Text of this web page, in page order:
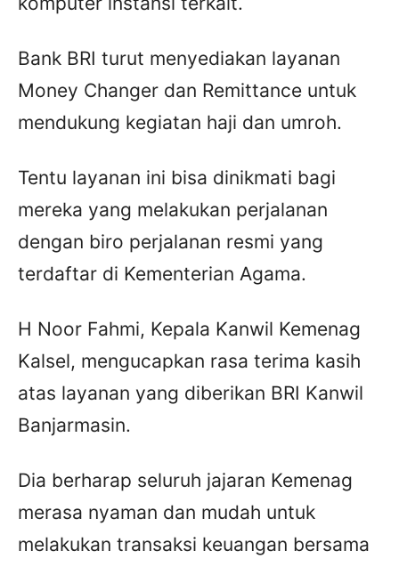
Bank BRI turut menyediakan layanan
Money Changer dan Remittance untuk
mendukung kegiatan haji dan umroh.
Tentu layanan ini bisa dinikmati bagi
mereka yang melakukan perjalanan
dengan biro perjalanan resmi yang
terdaftar di Kementerian Agama.
H Noor Fahmi, Kepala Kanwil Kemenag
Kalsel, mengucapkan rasa terima kasih
atas layanan yang diberikan BRI Kanwil
Banjarmasin.
Dia berharap seluruh jajaran Kemenag
merasa nyaman dan mudah untuk
melakukan transaksi keuangan bersama